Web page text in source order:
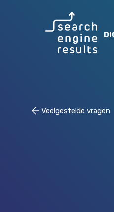
Search Engine
Veelgestelde vragen